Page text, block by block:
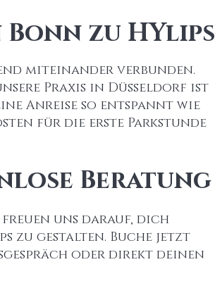
zu HYlips
miteinander verbunden.
Praxis in Düsseldorf ist
Anreise so entspannt wie
für die erste Parkstunde
Beratung
freuen uns darauf, dich
zu gestalten. Buche jetzt
oder direkt deinen